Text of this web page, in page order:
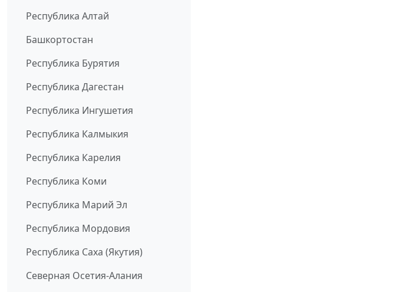
Республика Алтай
Башкортостан
Республика Бурятия
Республика Дагестан
Республика Ингушетия
Республика Калмыкия
Республика Карелия
Республика Коми
Республика Марий Эл
Республика Мордовия
Республика Саха (Якутия)
Северная Осетия-Алания